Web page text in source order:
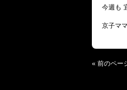
今週も
京子マ
« 前のペー